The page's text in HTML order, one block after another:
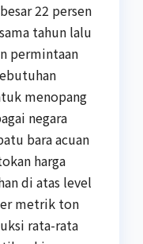
22 persen
tahun lalu
permintaan
menopang
negara
bara acuan
harga
di atas level
metrik ton
rata-rata